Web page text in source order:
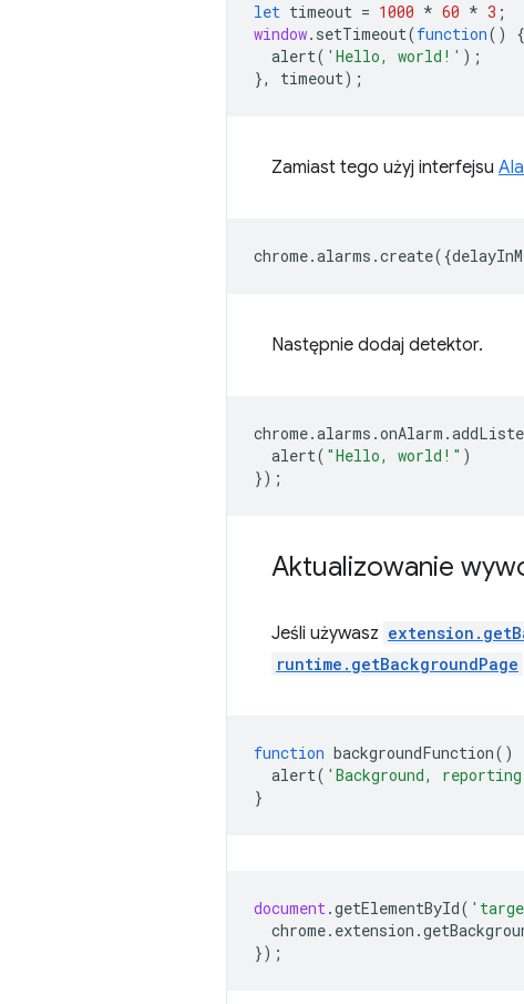
let timeout = 1000 * 60 * 3 ;
window. setTimeout(function()
{
alert( 'Hello, world!' );
},
timeout);
Zamiast tego użyj interfejsu
chrome.alarms .create({
Następnie dodaj detektor.
chrome.alarms .onAlarm .
alert( "Hello, world!" )
});
Aktualizowanie
Jeśli używasz
runtime.getBackgroundPage
function backgroundFunction()
alert( 'Background,
}
document.getElementById(
chrome. extension .
});